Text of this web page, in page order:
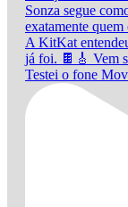
Testei o fone